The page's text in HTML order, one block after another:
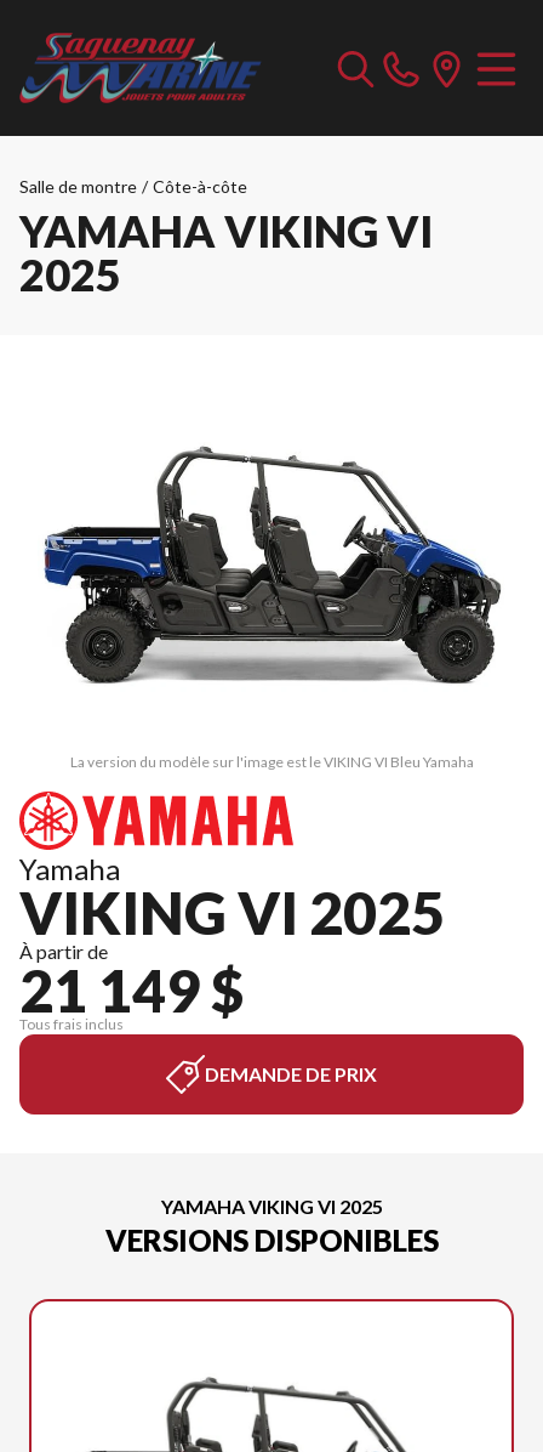
Salle de montre / Côte-à-côte
YAMAHA VIKING VI
2025
La version du modèle sur l'image est le VIKING VI Bleu Yamaha
Yamaha
VIKING VI 2025
À partir de
21 149 $
Tous frais inclus
DEMANDE DE PRIX
YAMAHA VIKING VI 2025
VERSIONS DISPONIBLES